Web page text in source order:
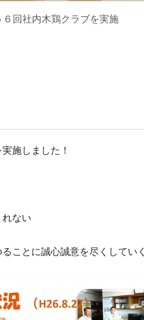
６回社内木鶏クラブを実施
施しました！
ない
ことに誠心誠意を尽くしていく